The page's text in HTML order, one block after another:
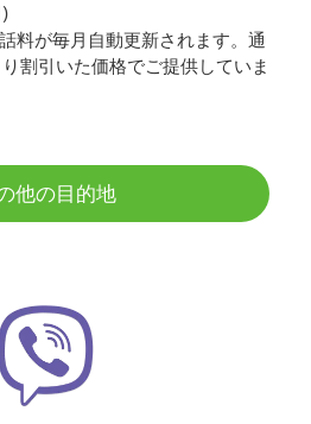
料が毎月自動更新されます。通
割引いた価格でご提供していま
他の目的地